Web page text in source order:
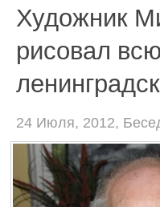
Художник
рисовал
24 Июля, 2012,